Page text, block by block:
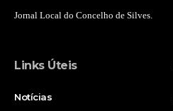
Jornal Local do Concelho de Silves.
Links Úteis
Notícias